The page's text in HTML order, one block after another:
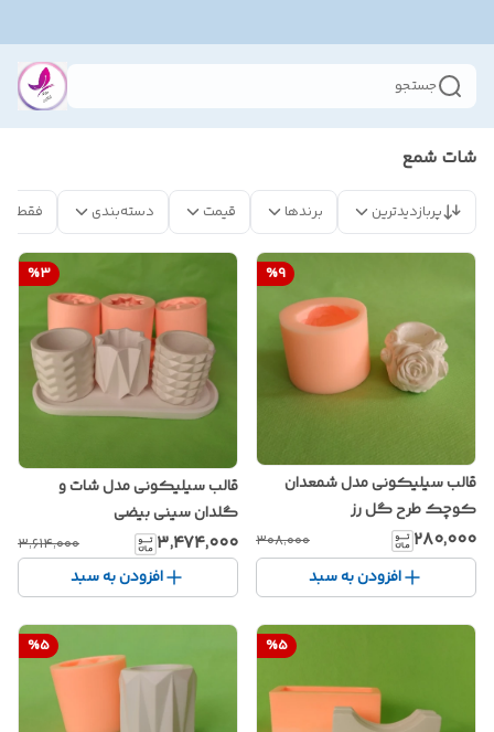
جستجو
شات شمع
پربازدیدترین برندها قیمت دسته‌بندی فقط
%9
قالب سیلیکونی مدل شمعدان
کوچک طرح گل رز
۲۸۰٬۰۰۰ ۳۰۸٬۰۰۰
افزودن به سبد
%3
قالب سیلیکونی مدل شات و
گلدان سینی بیضی
۳٬۴۷۴٬۰۰۰ ۳٬۶۱۴٬۰۰۰
افزودن به سبد
%5
%5